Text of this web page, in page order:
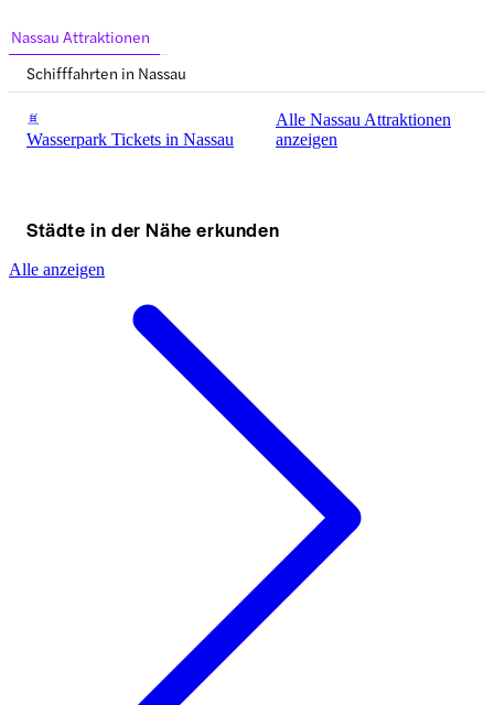
Nassau Attraktionen
Schifffahrten in Nassau
Wasserpark Tickets in Nassau
Alle Nassau Attraktionen
anzeigen
Städte in der Nähe erkunden
Alle anzeigen